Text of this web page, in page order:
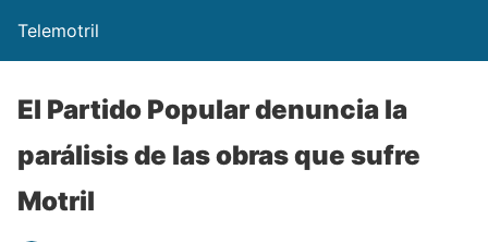
Telemotril
El Partido Popular denuncia la
parálisis de las obras que sufre
Motril